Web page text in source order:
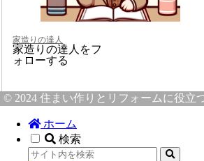
家造りの達人
家造りの達人をフ
ォローする
© 2024 住まい作りとリフォームに役立
ホーム
検索